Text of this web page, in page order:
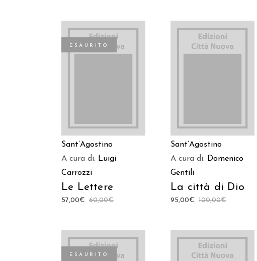
ESAURITO
Sant’Agostino
A cura di: Luigi
Carrozzi
Le Lettere
60,00€
57,00€
Sant’Agostino
A cura di: Domenico
Gentili
La città di Dio
100,00€
95,00€
ESAURITO